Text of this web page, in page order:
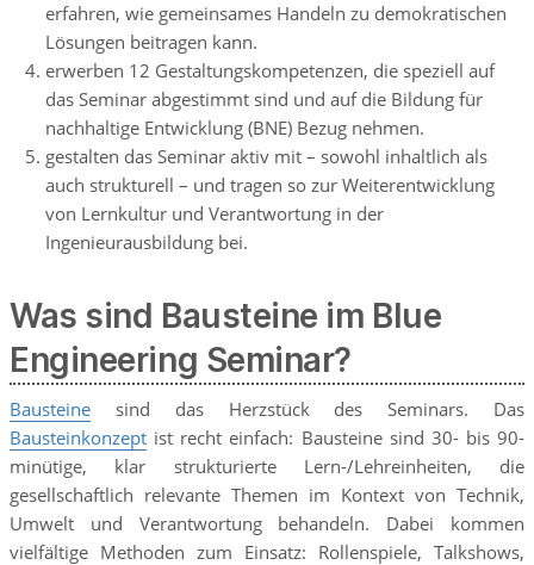
erfahren, wie gemeinsames Handeln zu demokratischen
Lösungen beitragen kann.
erwerben 12 Gestaltungskompetenzen, die speziell auf
das Seminar abgestimmt sind und auf die Bildung für
nachhaltige Entwicklung (BNE) Bezug nehmen.
gestalten das Seminar aktiv mit – sowohl inhaltlich als
auch strukturell – und tragen so zur Weiterentwicklung
von Lernkultur und Verantwortung in der
Ingenieurausbildung bei.
Was sind Bausteine im Blue
Engineering Seminar?
Bausteine sind das Herzstück des Seminars. Das
Bausteinkonzept ist recht einfach: Bausteine sind 30- bis 90-
minütige, klar strukturierte Lern-/Lehreinheiten, die
gesellschaftlich relevante Themen im Kontext von Technik,
Umwelt und Verantwortung behandeln. Dabei kommen
vielfältige Methoden zum Einsatz: Rollenspiele, Talkshows,